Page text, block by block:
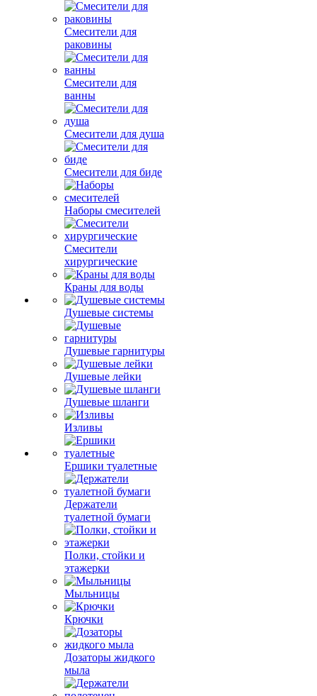
Смесители для
раковины
Смесители для
ванны
Смесители для душа
Смесители для биде
Наборы смесителей
Смесители
хирургические
Краны для воды
Душевые системы
Душевые гарнитуры
Душевые лейки
Душевые шланги
Изливы
Ершики туалетные
Держатели
туалетной бумаги
Полки, стойки и
этажерки
Мыльницы
Крючки
Дозаторы жидкого
мыла